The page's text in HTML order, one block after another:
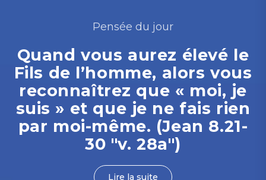
Pensée du jour
Quand vous aurez élevé le
Fils de l’homme, alors vous
reconnaîtrez que « moi, je
suis » et que je ne fais rien
par moi-même. (Jean 8.21-
30 "v. 28a")
Lire la suite